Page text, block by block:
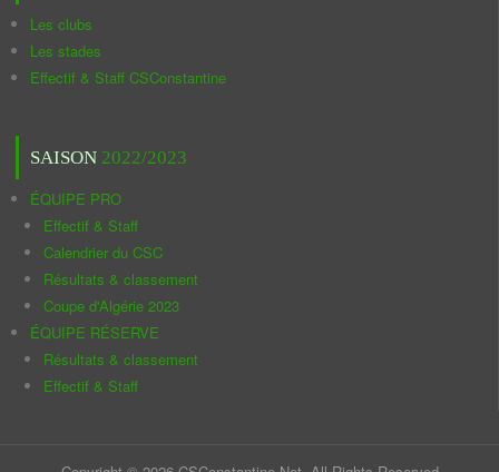
Les clubs
Les stades
Effectif & Staff CSConstantine
SAISON 2022/2023
ÉQUIPE PRO
Effectif & Staff
Calendrier du CSC
Résultats & classement
Coupe d'Algérie 2023
ÉQUIPE RÉSERVE
Résultats & classement
Effectif & Staff